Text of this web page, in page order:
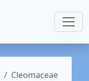
Cleomaceae